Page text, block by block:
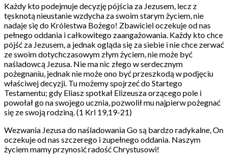
Każdy kto podejmuje decyzję pójścia za Jezusem, lecz z
tęsknotą nieustanie wzdycha za swoim starym życiem, nie
nadaje się do Królestwa Bożego! Zbawiciel oczekuje od nas
pełnego oddania i całkowitego zaangażowania. Każdy kto chce
pójść za Jezusem, a jednak ogląda się za siebie i nie chce zerwać
ze swoim dotychczasowym złym życiem, nie może być
naśladowcą Jezusa. Nie ma nic złego w serdecznym
pożegnaniu, jednak nie może ono być przeszkodą w podjęciu
właściwej decyzji. Tu możemy spojrzeć do Startego
Testamentu; gdy Eliasz spotkał Elizeusza orzącego pole i
powołał go na swojego ucznia, pozwolił mu najpierw pożegnać
się ze swoją rodziną. (1 Krl 19,19-21)
Wezwania Jezusa do naśladowania Go są bardzo radykalne, On
oczekuje od nas szczerego i zupełnego oddania. Naszym
życiem mamy przynosić radość Chrystusowi!